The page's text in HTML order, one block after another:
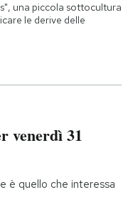
una piccola sottocultura
le derive delle
venerdì 31
è quello che interessa